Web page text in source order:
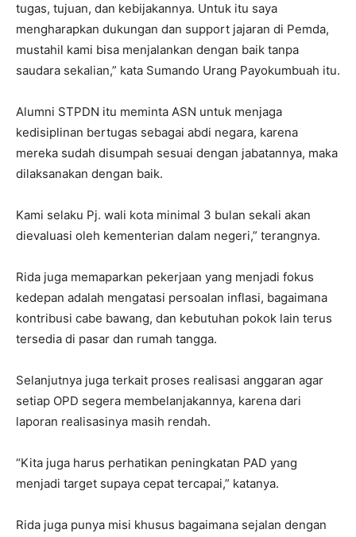
tugas, tujuan, dan kebijakannya. Untuk itu saya
mengharapkan dukungan dan support jajaran di Pemda,
mustahil kami bisa menjalankan dengan baik tanpa
saudara sekalian,” kata Sumando Urang Payokumbuah itu.
Alumni STPDN itu meminta ASN untuk menjaga
kedisiplinan bertugas sebagai abdi negara, karena
mereka sudah disumpah sesuai dengan jabatannya, maka
dilaksanakan dengan baik.
Kami selaku Pj. wali kota minimal 3 bulan sekali akan
dievaluasi oleh kementerian dalam negeri,” terangnya.
Rida juga memaparkan pekerjaan yang menjadi fokus
kedepan adalah mengatasi persoalan inflasi, bagaimana
kontribusi cabe bawang, dan kebutuhan pokok lain terus
tersedia di pasar dan rumah tangga.
Selanjutnya juga terkait proses realisasi anggaran agar
setiap OPD segera membelanjakannya, karena dari
laporan realisasinya masih rendah.
“Kita juga harus perhatikan peningkatan PAD yang
menjadi target supaya cepat tercapai,” katanya.
Rida juga punya misi khusus bagaimana sejalan dengan